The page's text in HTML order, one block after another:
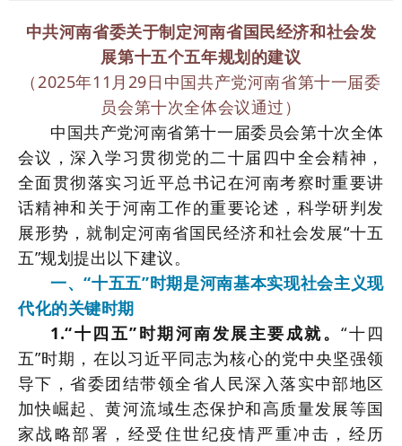
中共河南省委关于制定河南省国民经济和社会发
展第十五个五年规划的建议
（2025年11月29日中国共产党河南省第十一届委
员会第十次全体会议通过）
中国共产党河南省第十一届委员会第十次全体
会议，深入学习贯彻党的二十届四中全会精神，
全面贯彻落实习近平总书记在河南考察时重要讲
话精神和关于河南工作的重要论述，科学研判发
展形势，就制定河南省国民经济和社会发展“十五
五”规划提出以下建议。
一、“十五五”时期是河南基本实现社会主义现
代化的关键时期
1.“十四五”时期河南发展主要成就。“十四
五”时期，在以习近平同志为核心的党中央坚强领
导下，省委团结带领全省人民深入落实中部地区
加快崛起、黄河流域生态保护和高质量发展等国
家战略部署，经受住世纪疫情严重冲击，经历